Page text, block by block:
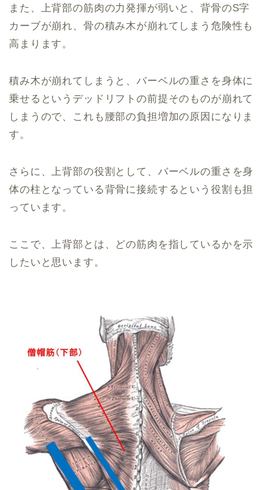
また、上背部の筋肉の力発揮が弱いと、背骨のS字
カーブが崩れ、骨の積み木が崩れてしまう危険性も
高まります。
積み木が崩れてしまうと、バーベルの重さを身体に
乗せるというデッドリフトの前提そのものが崩れて
しまうので、これも腰部の負担増加の原因になりま
す。
さらに、上背部の役割として、バーベルの重さを身
体の柱となっている背骨に接続するという役割も担
っています。
ここで、上背部とは、どの筋肉を指しているかを示
したいと思います。